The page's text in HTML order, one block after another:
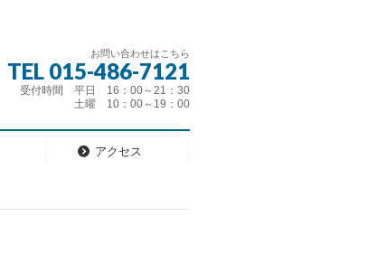
お問い合わせはこちら
TEL 015-486-7121
受付時間 平日 16：00～21：30
土曜 10：00～19：00
アクセス